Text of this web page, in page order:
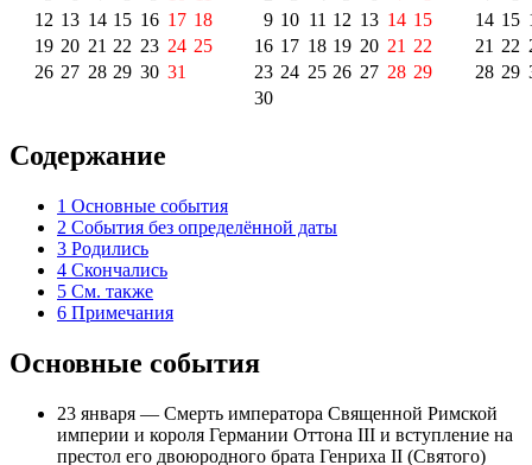
12 13 14 15 16 17 18
19 20 21 22 23 24 25
26 27 28 29 30 31
9 10 11 12 13 14 15
16 17 18 19 20 21 22
23 24 25 26 27 28 29
30
14 15
21 22
28 29
Содержание
1 Основные события
2 События без определённой даты
3 Родились
4 Скончались
5 См. также
6 Примечания
Основные события
23 января — Смерть императора Священной Римской
империи и короля Германии Оттона III и вступление на
престол его двоюродного брата Генриха II (Святого)